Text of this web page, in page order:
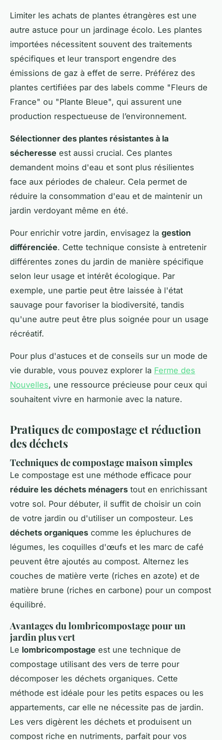
Limiter les achats de plantes étrangères est une
autre astuce pour un jardinage écolo. Les plantes
importées nécessitent souvent des traitements
spécifiques et leur transport engendre des
émissions de gaz à effet de serre. Préférez des
plantes certifiées par des labels comme "Fleurs de
France" ou "Plante Bleue", qui assurent une
production respectueuse de l’environnement.
Sélectionner des plantes résistantes à la
sécheresse est aussi crucial. Ces plantes
demandent moins d'eau et sont plus résilientes
face aux périodes de chaleur. Cela permet de
réduire la consommation d'eau et de maintenir un
jardin verdoyant même en été.
Pour enrichir votre jardin, envisagez la gestion
différenciée. Cette technique consiste à entretenir
différentes zones du jardin de manière spécifique
selon leur usage et intérêt écologique. Par
exemple, une partie peut être laissée à l'état
sauvage pour favoriser la biodiversité, tandis
qu'une autre peut être plus soignée pour un usage
récréatif.
Pour plus d'astuces et de conseils sur un mode de
vie durable, vous pouvez explorer la Ferme des
Nouvelles, une ressource précieuse pour ceux qui
souhaitent vivre en harmonie avec la nature.
Pratiques de compostage et réduction
des déchets
Techniques de compostage maison simples
Le compostage est une méthode efficace pour
réduire les déchets ménagers tout en enrichissant
votre sol. Pour débuter, il suffit de choisir un coin
de votre jardin ou d'utiliser un composteur. Les
déchets organiques comme les épluchures de
légumes, les coquilles d'œufs et les marc de café
peuvent être ajoutés au compost. Alternez les
couches de matière verte (riches en azote) et de
matière brune (riches en carbone) pour un compost
équilibré.
Avantages du lombricompostage pour un
jardin plus vert
Le lombricompostage est une technique de
compostage utilisant des vers de terre pour
décomposer les déchets organiques. Cette
méthode est idéale pour les petits espaces ou les
appartements, car elle ne nécessite pas de jardin.
Les vers digèrent les déchets et produisent un
compost riche en nutriments, parfait pour vos